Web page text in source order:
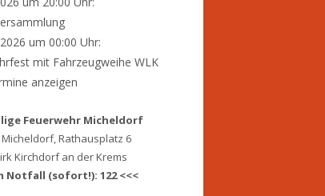
um 00:00 Uhr:
mit Fahrzeugweihe WLK
anzeigen
Feuerwehr Micheldorf
Micheldorf, Rathausplatz 6
Kirchdorf an der Krems
Notfall (sofort!): 122 <<<